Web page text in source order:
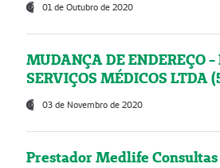
01 de Outubro de 2020
MUDANÇA DE ENDEREÇO
SERVIÇOS MÉDICOS LTDA
03 de Novembro de 2020
Prestador Medlife